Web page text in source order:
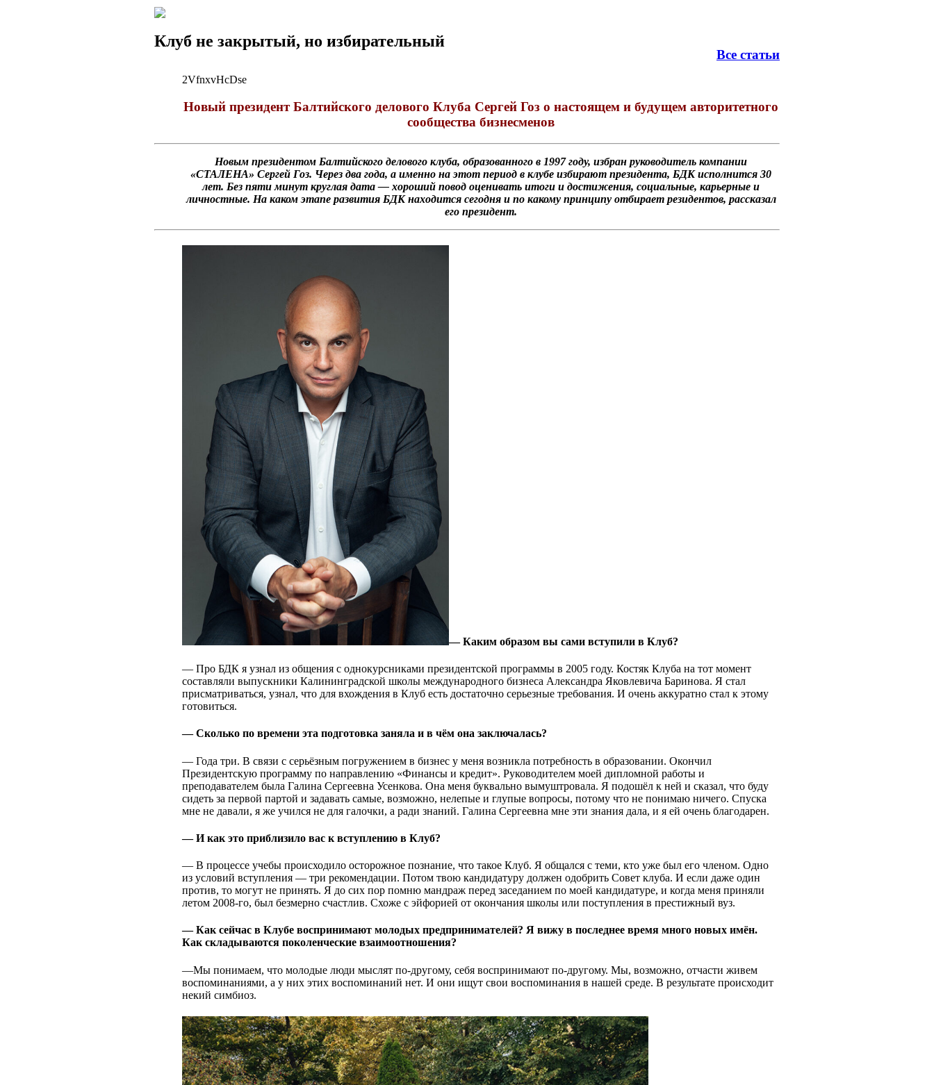
Клуб не закрытый, но избирательный
Все статьи
2VfnxvHcDse
Новый президент Балтийского делового Клуба Сергей Гоз о настоящем и будущем авторитетного
сообщества бизнесменов
Новым президентом Балтийского делового клуба, образованного в 1997 году, избран руководитель компании
«СТАЛЕНА» Сергей Гоз. Через два года, а именно на этот период в клубе избирают президента, БДК исполнится 30
лет. Без пяти минут круглая дата — хороший повод оценивать итоги и достижения, социальные, карьерные и
личностные. На каком этапе развития БДК находится сегодня и по какому принципу отбирает резидентов, рассказал
его президент.
— Каким образом вы сами вступили в Клуб?
— Про БДК я узнал из общения с однокурсниками президентской программы в 2005 году. Костяк Клуба на тот момент
составляли выпускники Калининградской школы международного бизнеса Александра Яковлевича Баринова. Я стал
присматриваться, узнал, что для вхождения в Клуб есть достаточно серьезные требования. И очень аккуратно стал к этому
готовиться.
— Сколько по времени эта подготовка заняла и в чём она заключалась?
— Года три. В связи с серьёзным погружением в бизнес у меня возникла потребность в образовании. Окончил
Президентскую программу по направлению «Финансы и кредит». Руководителем моей дипломной работы и
преподавателем была Галина Сергеевна Усенкова. Она меня буквально вымуштровала. Я подошёл к ней и сказал, что буду
сидеть за первой партой и задавать самые, возможно, нелепые и глупые вопросы, потому что не понимаю ничего. Спуска
мне не давали, я же учился не для галочки, а ради знаний. Галина Сергеевна мне эти знания дала, и я ей очень благодарен.
— И как это приблизило вас к вступлению в Клуб?
— В процессе учебы происходило осторожное познание, что такое Клуб. Я общался с теми, кто уже был его членом. Одно
из условий вступления — три рекомендации. Потом твою кандидатуру должен одобрить Совет клуба. И если даже один
против, то могут не принять. Я до сих пор помню мандраж перед заседанием по моей кандидатуре, и когда меня приняли
летом 2008-го, был безмерно счастлив. Схоже с эйфорией от окончания школы или поступления в престижный вуз.
— Как сейчас в Клубе воспринимают молодых предпринимателей? Я вижу в последнее время много новых имён.
Как складываются поколенческие взаимоотношения?
—Мы понимаем, что молодые люди мыслят по-другому, себя воспринимают по-другому. Мы, возможно, отчасти живем
воспоминаниями, а у них этих воспоминаний нет. И они ищут свои воспоминания в нашей среде. В результате происходит
некий симбиоз.